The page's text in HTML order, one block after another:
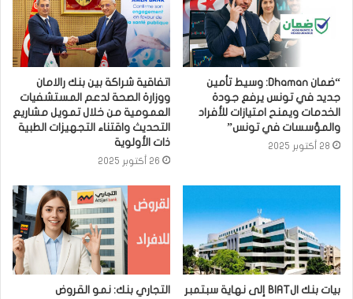
“ضمان Dhaman: وسيط تأمين
جديد في تونس يرفع جودة
الخدمات ويمنح امتيازات للأفراد
والمؤسسات في تونس”
28 أكتوبر 2025
اتفاقية شراكة بين بنك رالامان
ووزارة الصحة لدعم المستشفيات
العمومية من خلال تمويل مشاريع
التحديث واقتناء التجهيزات الطبية
ذات الأولوية
26 أكتوبر 2025
بيات بنك الBIAT إلى نهاية سبتمبر
التجاري بنك: نمو القروض